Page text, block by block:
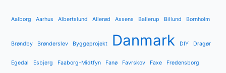
Aalborg Aarhus Albertslund Allerød Assens Ballerup Billund Bornholm
Brøndby Brønderslev Byggeprojekt Danmark DIY Dragør
Egedal Esbjerg Faaborg-Midtfyn Fanø Favrskov Faxe Fredensborg